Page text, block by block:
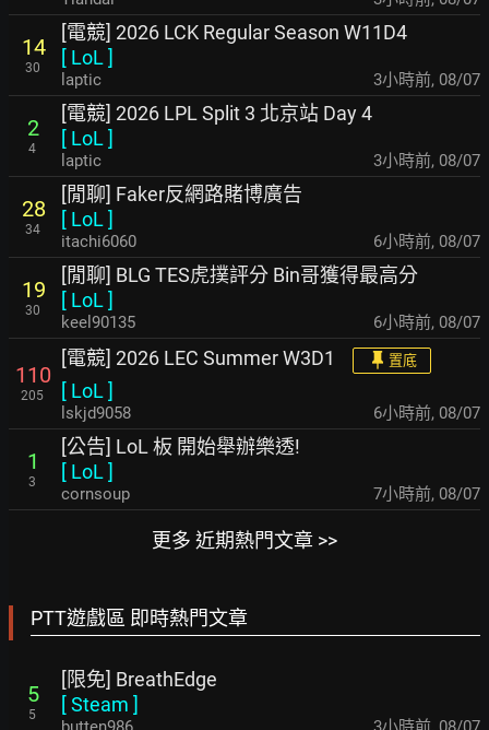
14
30
[電競] 2026 LCK Regular Season W11D4
[ LoL ]
laptic 3小時前, 08/07
2
4
[電競] 2026 LPL Split 3 北京站 Day 4
[ LoL ]
laptic 3小時前, 08/07
28
34
[閒聊] Faker反網路賭博廣告
[ LoL ]
itachi6060 6小時前, 08/07
19
30
[閒聊] BLG TES虎撲評分 Bin哥獲得最高分
[ LoL ]
keel90135 6小時前, 08/07
110
205
[電競] 2026 LEC Summer W3D1 置底
[ LoL ]
lskjd9058 6小時前, 08/07
1
3
[公告] LoL 板 開始舉辦樂透!
[ LoL ]
cornsoup 7小時前, 08/07
更多 近期熱門文章 >>
PTT遊戲區 即時熱門文章
5
5
[限免] BreathEdge
[Steam ]